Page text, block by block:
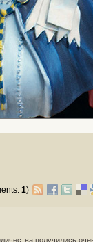
1)
получились